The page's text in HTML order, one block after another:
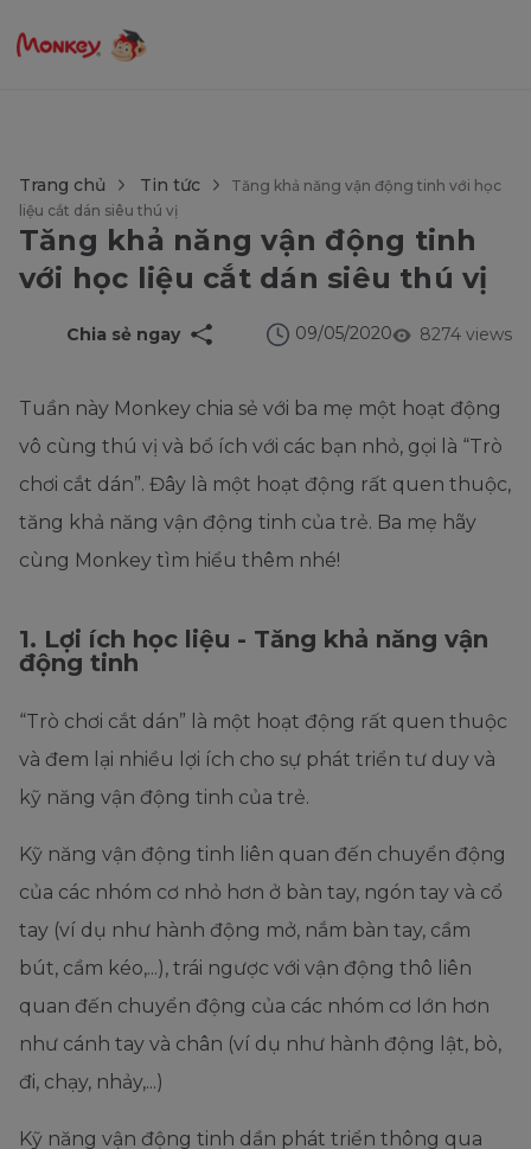
Trang chủ Tin tức
Tăng khả năng vận động tinh với học
liệu cắt dán siêu thú vị
Tăng khả năng vận động tinh
với học liệu cắt dán siêu thú vị
8274 views
09/05/2020
Chia sẻ ngay
Tuần này Monkey chia sẻ với ba mẹ một hoạt động
vô cùng thú vị và bổ ích với các bạn nhỏ, gọi là “Trò
chơi cắt dán”. Đây là một hoạt động rất quen thuộc,
tăng khả năng vận động tinh của trẻ. Ba mẹ hãy
cùng Monkey tìm hiểu thêm nhé!
1. Lợi ích học liệu - Tăng khả năng vận
động tinh
“Trò chơi cắt dán” là một hoạt động rất quen thuộc
và đem lại nhiều lợi ích cho sự phát triển tư duy và
kỹ năng vận động tinh của trẻ.
Kỹ năng vận động tinh liên quan đến chuyển động
của các nhóm cơ nhỏ hơn ở bàn tay, ngón tay và cổ
tay (ví dụ như hành động mở, nắm bàn tay, cầm
bút, cầm kéo,...), trái ngược với vận động thô liên
quan đến chuyển động của các nhóm cơ lớn hơn
như cánh tay và chân (ví dụ như hành động lật, bò,
đi, chạy, nhảy,...)
Kỹ năng vận động tinh dần phát triển thông qua